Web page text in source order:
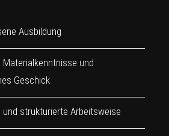
Ausbildung
und
Geschick
und strukturierte Arbeitsweise